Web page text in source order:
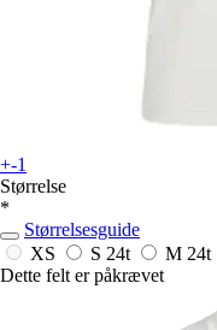
+-1
Størrelse
*
Størrelsesguide
XS
S 24t M 24t
Dette felt er påkrævet